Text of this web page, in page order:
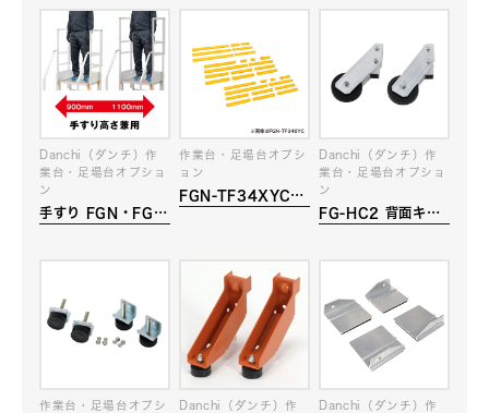
手すり FGN・FGC
Danchi（ダンチ）作
業台・足場台オプショ
ン
FGN-TF34XYC
作業台・足場台オプシ
ョン
FG-HC2 背面キャ
Danchi（ダンチ）作
業台・足場台オプショ
ン
作業台・足場台オプシ
Danchi（ダンチ）作
Danchi（ダンチ）作